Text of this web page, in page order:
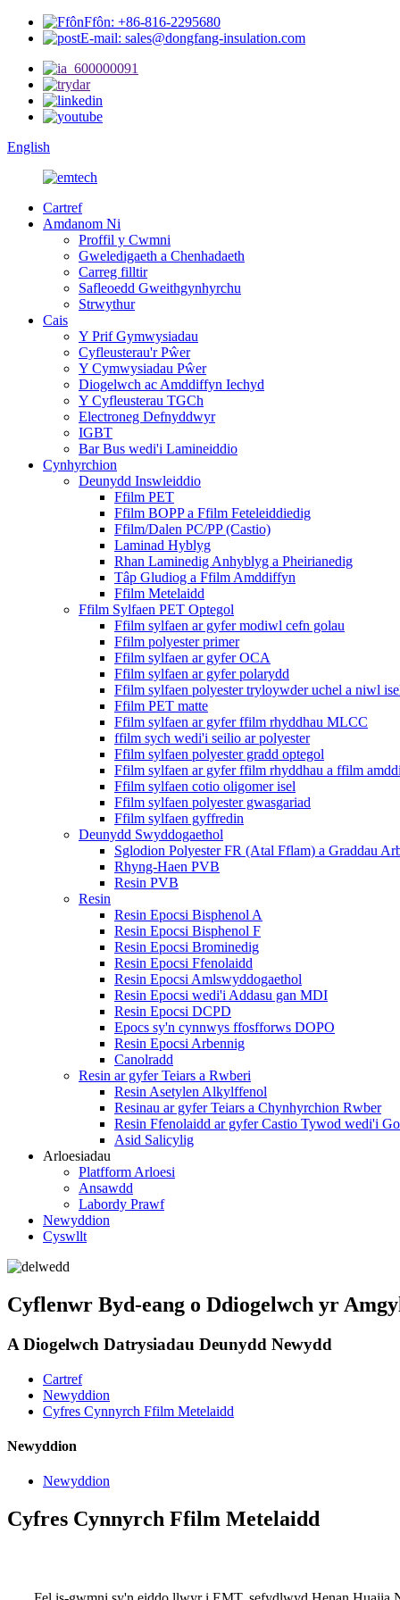
Ffôn: +86-816-2295680
E-mail: sales@dongfang-insulation.com
English
Cartref
Amdanom Ni
Proffil y Cwmni
Gweledigaeth a Chenhadaeth
Carreg filltir
Safleoedd Gweithgynhyrchu
Strwythur
Cais
Y Prif Gymwysiadau
Cyfleusterau'r Pŵer
Y Cymwysiadau Pŵer
Diogelwch ac Amddiffyn Iechyd
Y Cyfleusterau TGCh
Electroneg Defnyddwyr
IGBT
Bar Bus wedi'i Lamineiddio
Cynhyrchion
Deunydd Inswleiddio
Ffilm PET
Ffilm BOPP a Ffilm Feteleiddiedig
Ffilm/Dalen PC/PP (Castio)
Laminad Hyblyg
Rhan Laminedig Anhyblyg a Pheirianedig
Tâp Gludiog a Ffilm Amddiffyn
Ffilm Metelaidd
Ffilm Sylfaen PET Optegol
Ffilm sylfaen ar gyfer modiwl cefn golau
Ffilm polyester primer
Ffilm sylfaen ar gyfer OCA
Ffilm sylfaen ar gyfer polarydd
Ffilm sylfaen polyester tryloywder uchel a niwl
Ffilm PET matte
Ffilm sylfaen ar gyfer ffilm rhyddhau MLCC
ffilm sych wedi'i seilio ar polyester
Ffilm sylfaen polyester gradd optegol
Ffilm sylfaen ar gyfer ffilm rhyddhau a ffilm
Ffilm sylfaen cotio oligomer isel
Ffilm sylfaen polyester gwasgariad
Ffilm sylfaen gyffredin
Deunydd Swyddogaethol
Sglodion Polyester FR (Atal Fflam) a Graddau
Rhyng-Haen PVB
Resin PVB
Resin
Resin Epocsi Bisphenol A
Resin Epocsi Bisphenol F
Resin Epocsi Brominedig
Resin Epocsi Ffenolaidd
Resin Epocsi Amlswyddogaethol
Resin Epocsi wedi'i Addasu gan MDI
Resin Epocsi DCPD
Epocs sy'n cynnwys ffosfforws DOPO
Resin Epocsi Arbennig
Canolradd
Resin ar gyfer Teiars a Rwberi
Resin Asetylen Alkylffenol
Resinau ar gyfer Teiars a Chynhyrchion Rwber
Resin Ffenolaidd ar gyfer Castio Tywod wedi'i
Asid Salicylig
Arloesiadau
Platfform Arloesi
Ansawdd
Labordy Prawf
Newyddion
Cyswllt
Cyflenwr Byd-eang o Ddiogelwch yr
A Diogelwch Datrysiadau Deunydd Newydd
Cartref
Newyddion
Cyfres Cynnyrch Ffilm Metelaidd
Newyddion
Newyddion
Cyfres Cynnyrch Ffilm Metelaidd